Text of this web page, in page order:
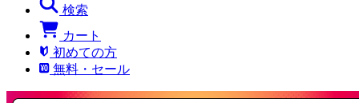
検索
カート
初めての方
無料・セール